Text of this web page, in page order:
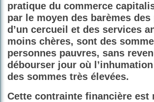
pratique du commerce
par le moyen des barèmes
d’un cercueil et des services
moins chères, sont des
personnes pauvres, sans
débourser jour où
des sommes très élevées.
Cette contrainte financière est